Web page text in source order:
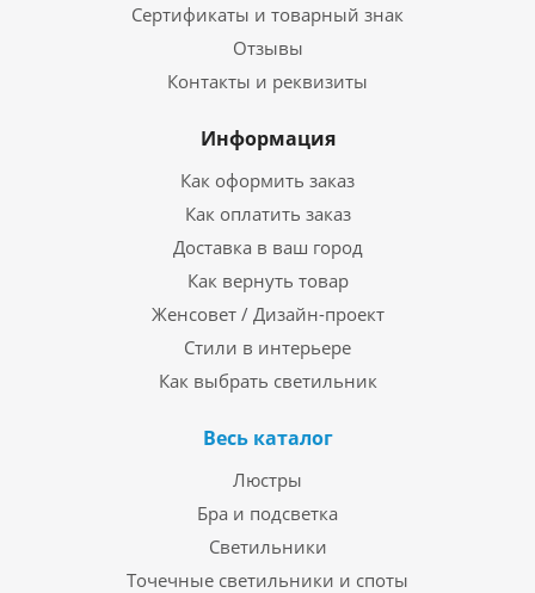
Сертификаты и товарный знак
Отзывы
Контакты и реквизиты
Информация
Как оформить заказ
Как оплатить заказ
Доставка в ваш город
Как вернуть товар
Женсовет / Дизайн-проект
Стили в интерьере
Как выбрать светильник
Весь каталог
Люстры
Бра и подсветка
Светильники
Точечные светильники и споты